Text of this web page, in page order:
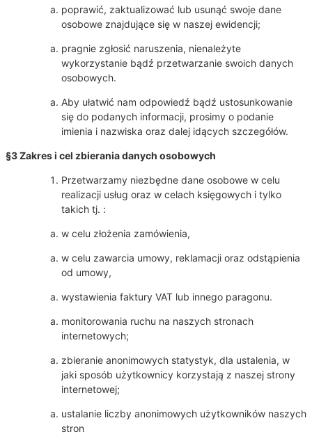
poprawić, zaktualizować lub usunąć swoje dane
osobowe znajdujące się w naszej ewidencji;
pragnie zgłosić naruszenia, nienależyte
wykorzystanie bądź przetwarzanie swoich danych
osobowych.
Aby ułatwić nam odpowiedź bądź ustosunkowanie
się do podanych informacji, prosimy o podanie
imienia i nazwiska oraz dalej idących szczegółów.
§3 Zakres i cel zbierania danych osobowych
Przetwarzamy niezbędne dane osobowe w celu
realizacji usług oraz w celach księgowych i tylko
takich tj. :
w celu złożenia zamówienia,
w celu zawarcia umowy, reklamacji oraz odstąpienia
od umowy,
wystawienia faktury VAT lub innego paragonu.
monitorowania ruchu na naszych stronach
internetowych;
zbieranie anonimowych statystyk, dla ustalenia, w
jaki sposób użytkownicy korzystają z naszej strony
internetowej;
ustalanie liczby anonimowych użytkowników naszych
stron